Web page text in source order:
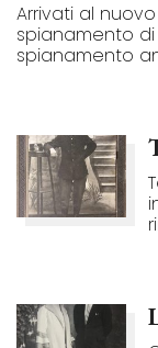
Arrivati al
spianamento
spianamento